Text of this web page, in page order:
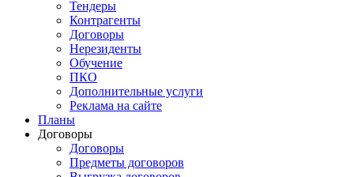
Тендеры
Контрагенты
Договоры
Нерезиденты
Обучение
ПКО
Дополнительные услуги
Реклама на сайте
Планы
Договоры
Договоры
Предметы договоров